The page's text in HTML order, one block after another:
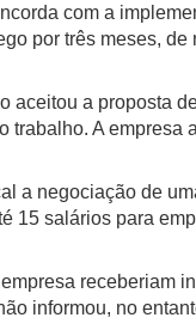
com a
por três meses,
aceitou a proposta
A
a negociação de
15 salários para
receberiam
informou, no